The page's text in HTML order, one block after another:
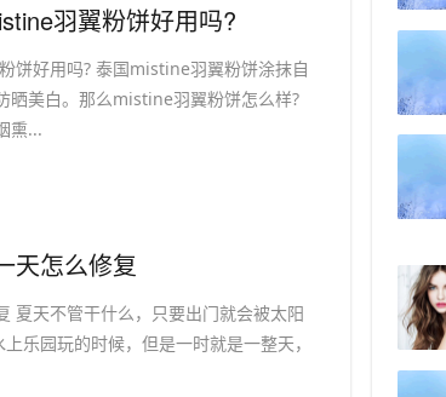
羽翼粉饼好用吗?
饼好用吗? 泰国mistine羽翼粉饼涂抹自
晒美白。那么mistine羽翼粉饼怎么样?
熏...
天怎么修复
夏天不管干什么，只要出门就会被太阳
乐园玩的时候，但是一时就是一整天，